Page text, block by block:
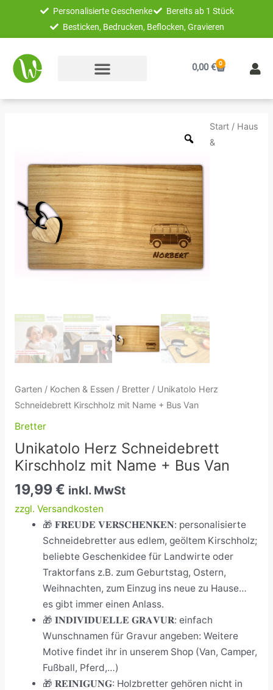
springen
Personalisierte Geschenke
Bereits ab 1 Stück
Besticken, Bedrucken, Beflocken, Gravieren
0,00€ 0
Warenkorb
Start/ Haus
&
Garten/ Kochen & Essen/ Bretter/ Unikatolo Herz
Schneidebrett Kirschholz mit Name + Bus Van
Bretter
Unikatolo Herz Schneidebrett
Kirschholz mit Name + Bus Van
19,99€ inkl. MwSt
zzgl. Versandkosten
🎁 𝐅𝐑𝐄𝐔𝐃𝐄 𝐕𝐄𝐑𝐒𝐂𝐇𝐄𝐍𝐊𝐄𝐍: personalisierte
Schneidebretter aus edlem, geöltem Kirschholz;
beliebte Geschenkidee für Landwirte oder
Traktorfans z.B. zum Geburtstag, Ostern,
Weihnachten, zum Einzug ins neue zu Hause…
es gibt immer einen Anlass.
🎁 𝐈𝐍𝐃𝐈𝐕𝐈𝐃𝐔𝐄𝐋𝐋𝐄 𝐆𝐑𝐀𝐕𝐔𝐑: einfach
Wunschnamen für Gravur angeben: Weitere
Motive findet ihr in unserem Shop (Van, Camper,
Fußball, Pferd,…)
🎁 𝐑𝐄𝐈𝐍𝐈𝐆𝐔𝐍𝐆: Holzbretter gehören nicht in
Kirschholz
Name
Van
Menge